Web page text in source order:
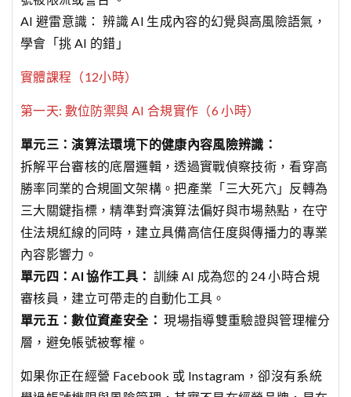
AI 避雷意識： 辨識 AI 生成內容的幻覺與高風險語氣，
學會「挑 AI 的錯」
實體課程（12小時）
第一天: 數位防禦與 AI 合規實作（6 小時）
單元三：演算法環境下的健康內容風險辨識：
拆解平台審核的底層邏輯，透過實戰偵察技術，看穿高
勝率同業的合規圖文架構。把產業「三大死穴」反轉為
三大關鍵指標，精準對齊演算法偏好與市場熱點，在守
住法規紅線的同時，建立具備高信任度與傳播力的專業
內容影響力。
單元四：AI 協作工具： 訓練 AI 成為您的 24 小時合規
審核員，建立可帶走的自動化工具。
單元五：數位資產安全： 現場指導雙重驗證與管理權分
層，避免帳號被奪權。
如果你正在經營 Facebook 或 Instagram，卻沒有系統